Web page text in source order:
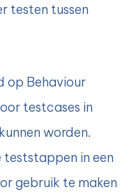
testen tussen
op Behaviour
testcases in
worden.
in een
gebruik te maken